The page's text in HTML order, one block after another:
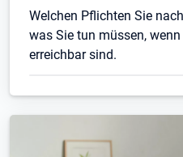
Welchen Pflichten Sie
was Sie tun müssen,
erreichbar sind.